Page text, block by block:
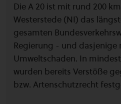
Die A 20 ist mit rund 200
Westerstede (NI) das
gesamten
Regierung - und
Umweltschaden. In
wurden bereits Verstöße
bzw. Artenschutzrecht